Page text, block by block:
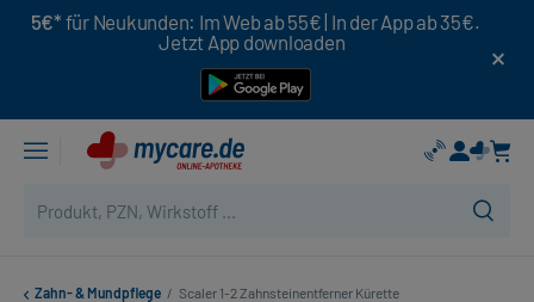
5€* für Neukunden: Im Web ab 55€ | In der App ab 35€.
Jetzt App downloaden
Zahn- & Mundpflege / Scaler 1-2 Zahnsteinentferner Kürette